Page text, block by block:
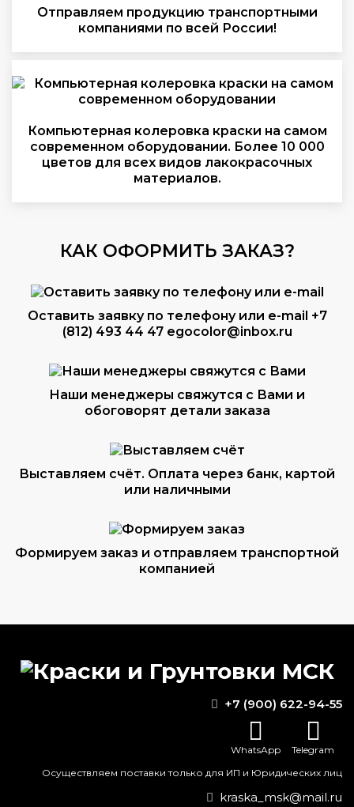
Отправляем продукцию транспортными
компаниями по всей России!
Компьютерная колеровка краски на самом
современном оборудовании. Более 10 000
цветов для всех видов лакокрасочных
материалов.
КАК ОФОРМИТЬ ЗАКАЗ?
Оставить заявку по телефону или e-mail +7
(812) 493 44 47 egocolor@inbox.ru
Наши менеджеры свяжутся с Вами и
обоговорят детали заказа
Выставляем счёт. Оплата через банк, картой
или наличными
Формируем заказ и отправляем транспортной
компанией
Какой растворитель подходит для
характеристики
Какой валик для грунт эмали по
+7 (900) 622-94-55
WhatsApp
Telegram
Осуществляем поставки только для ИП и Юридических лиц
kraska_msk@mail.ru